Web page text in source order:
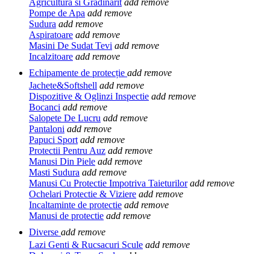
Agricultura si Gradinarit add remove
Pompe de Apa add remove
Sudura add remove
Aspiratoare add remove
Masini De Sudat Tevi add remove
Incalzitoare add remove
Echipamente de protecție add remove
Jachete&Softshell add remove
Dispozitive & Oglinzi Inspectie add remove
Bocanci add remove
Salopete De Lucru add remove
Pantaloni add remove
Papuci Sport add remove
Protectii Pentru Auz add remove
Manusi Din Piele add remove
Masti Sudura add remove
Manusi Cu Protectie Impotriva Taieturilor add remove
Ochelari Protectie & Viziere add remove
Incaltaminte de protectie add remove
Manusi de protectie add remove
Diverse add remove
Lazi Genti & Rucsacuri Scule add remove